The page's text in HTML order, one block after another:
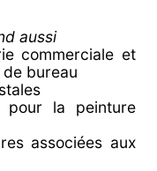
aussi
commerciale et
bureau
la peinture
associées aux